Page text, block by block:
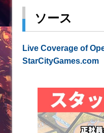
ソース
Live Coverage of
StarCityGames.com